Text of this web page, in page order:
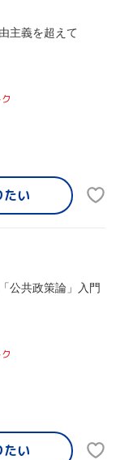
主義を超えて
たい
公共政策論」入門
たい